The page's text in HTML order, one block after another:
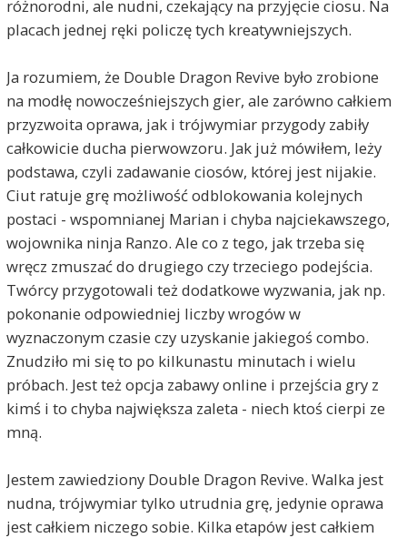
różnorodni, ale nudni, czekający na przyjęcie ciosu. Na
placach jednej ręki policzę tych kreatywniejszych.
Ja rozumiem, że Double Dragon Revive było zrobione
na modłę nowocześniejszych gier, ale zarówno całkiem
przyzwoita oprawa, jak i trójwymiar przygody zabiły
całkowicie ducha pierwowzoru. Jak już mówiłem, leży
podstawa, czyli zadawanie ciosów, której jest nijakie.
Ciut ratuje grę możliwość odblokowania kolejnych
postaci - wspomnianej Marian i chyba najciekawszego,
wojownika ninja Ranzo. Ale co z tego, jak trzeba się
wręcz zmuszać do drugiego czy trzeciego podejścia.
Twórcy przygotowali też dodatkowe wyzwania, jak np.
pokonanie odpowiedniej liczby wrogów w
wyznaczonym czasie czy uzyskanie jakiegoś combo.
Znudziło mi się to po kilkunastu minutach i wielu
próbach. Jest też opcja zabawy online i przejścia gry z
kimś i to chyba największa zaleta - niech ktoś cierpi ze
mną.
Jestem zawiedziony Double Dragon Revive. Walka jest
nudna, trójwymiar tylko utrudnia grę, jedynie oprawa
jest całkiem niczego sobie. Kilka etapów jest całkiem